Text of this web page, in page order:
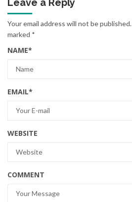
Your email address will not be published.
marked *
NAME*
EMAIL*
WEBSITE
COMMENT